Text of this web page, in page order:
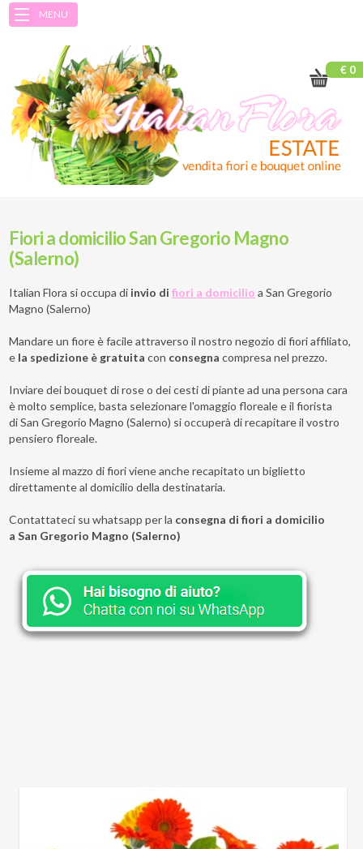
MENU
€ 0
Fiori a domicilio San Gregorio Magno
(Salerno)
Italian Flora si occupa di invio difiori a domicilio a San Gregorio
Magno (Salerno)
Mandare un fiore è facile attraverso il nostro negozio di fiori affiliato,
e la spedizione è gratuita con consegna compresa nel prezzo.
Inviare dei bouquet di rose o dei cesti di piante ad una persona cara
è molto semplice, basta selezionare l'omaggio floreale e il fiorista
di San Gregorio Magno (Salerno) si occuperà di recapitare il vostro
pensiero floreale.
Insieme al mazzo di fiori viene anche recapitato un biglietto
direttamente al domicilio della destinataria.
Contattateci su whatsapp per la consegna di fiori a domicilio
a San Gregorio Magno (Salerno)